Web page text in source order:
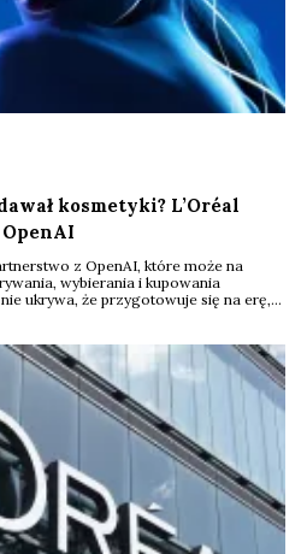
kosmetyki? L’Oréal
z OpenAI, które może na
wybierania i kupowania
ukrywa, że przygotowuje się na erę,